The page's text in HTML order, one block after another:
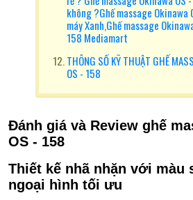
không ?Ghế massage Okinawa
máy Xanh,Ghế massage
158 Mediamart
THÔNG SỐ KỸ THUẬT GHẾ
OS - 158
Đánh giá và Review ghế
OS - 158
Thiết kế nhã nhặn với màu
ngoại hình tối ưu